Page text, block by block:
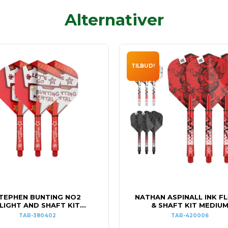
Alternativer
BUNTING NO2
AND SHAFT KIT
MEDIUM
TAR-380402
TILBUD!
NATHAN ASPINALL INK
& SHAFT KIT MEDIUM
TAR-420006